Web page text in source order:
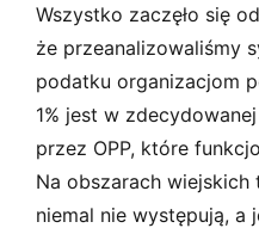
Wszystko zaczęło się
że przeanalizowaliśmy
podatku organizacjom
1% jest w
przez OPP, które
Na obszarach
niemal nie występują, a